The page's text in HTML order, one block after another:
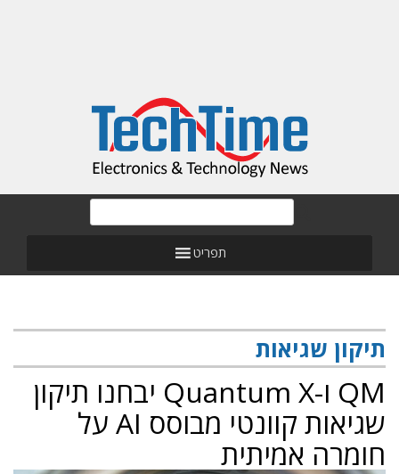
תפריט
תיקון שגיאות
QM ו-Quantum X יבחנו תיקון
שגיאות קוונטי מבוסס AI על
חומרה אמיתית